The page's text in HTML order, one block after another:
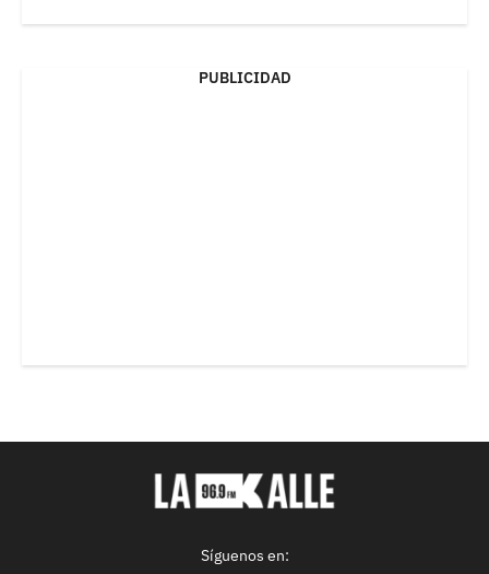
PUBLICIDAD
Síguenos en: